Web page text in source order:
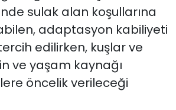
sulak alan koşullarına
adaptasyon kabiliyeti
edilirken, kuşlar ve
ve yaşam kaynağı
öncelik verileceği